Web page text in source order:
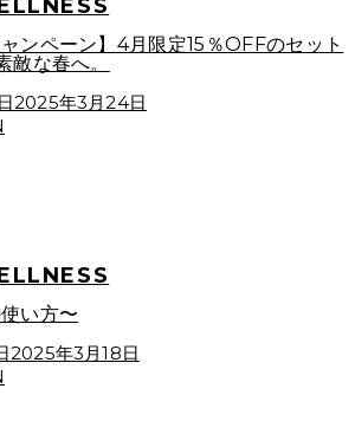
ンペーン】4月限定15％OFFのセット
敵な春へ。
2025年3月24日
い方〜
2025年3月18日